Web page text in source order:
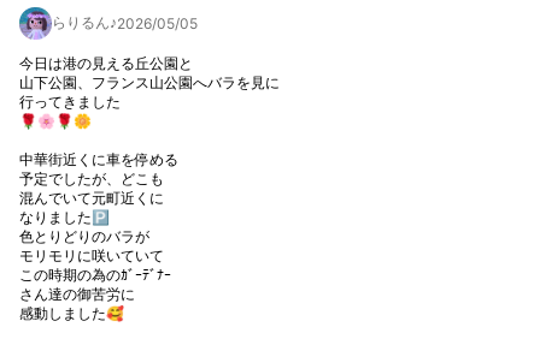
らりるん♪2026/05/05
今日は港の見える丘公園と
山下公園、フランス山公園へバラを見に
行ってきました
🌹🌸🌹🌼
中華街近くに車を停める
予定でしたが、どこも
混んでいて元町近くに
なりました🅿️
色とりどりのバラが
モリモリに咲いていて
この時期の為のｶﾞｰﾃﾞﾅｰ
さん達の御苦労に
感動しました🥰